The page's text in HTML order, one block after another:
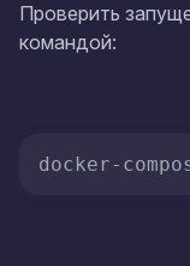
Проверить
командой:
docker-